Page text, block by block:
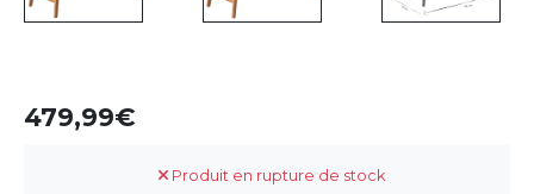
479,99
Produit en rupture de stock